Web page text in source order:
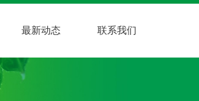
最新动态 联系我们